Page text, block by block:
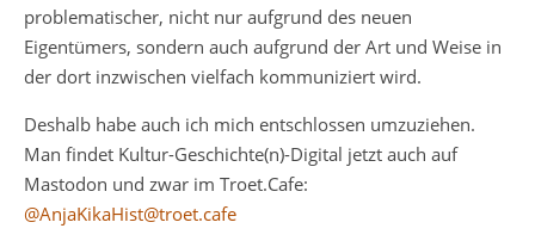
problematischer, nicht nur aufgrund des neuen
Eigentümers, sondern auch aufgrund der Art und Weise in
der dort inzwischen vielfach kommuniziert wird.
Deshalb habe auch ich mich entschlossen umzuziehen.
Man findet Kultur-Geschichte(n)-Digital jetzt auch auf
Mastodon und zwar im Troet.Cafe:
@AnjaKikaHist@troet.cafe